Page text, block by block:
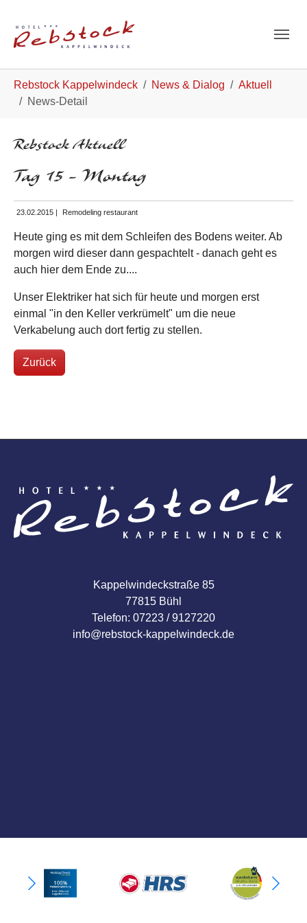
Rebstock Kappelwindeck News & Dialog
Aktuell
News-Detail
Rebstock Aktuell
Tag 15 - Montag
23.02.2015 | Remodeling restaurant
Heute ging es mit dem Schleifen des Bodens weiter. Ab
morgen wird dieser dann gespachtelt - danach geht es
auch hier dem Ende zu....
Unser Elektriker hat sich für heute und morgen erst
einmal "in den Keller verkrümelt" um die neue
Verkabelung auch dort fertig zu stellen.
Zurück
Kappelwindeckstraße 85
77815 Bühl
Telefon: 07223 / 9127220
info@rebstock-kappelwindeck.de